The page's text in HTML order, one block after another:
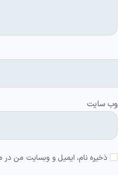
وب‌ سایت
ذخیره نام، ایمیل و وبسایت من در